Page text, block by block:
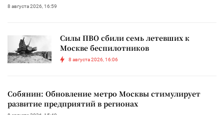
8 августа 2026, 16:59
Силы ПВО сбили семь летевших к
Москве беспилотников
8 августа 2026, 16:06
Собянин: Обновление метро Москвы стимулирует
развитие предприятий в регионах